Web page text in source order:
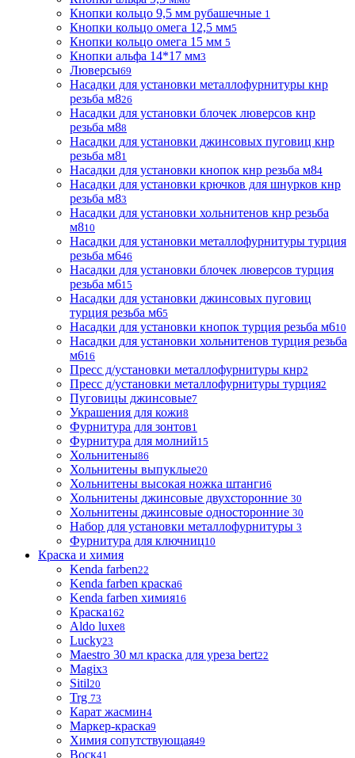
Кнопки кольцо 9,5 мм рубашечные 1
Кнопки кольцо омега 12,5 мм5
Кнопки кольцо омега 15 мм 5
Кнопки альфа 14*17 мм3
Люверсы69
Насадки для установки металлофурнитуры кнр
резьба м826
Насадки для установки блочек люверсов кнр
резьба м88
Насадки для установки джинсовых пуговиц кнр
резьба м81
Насадки для установки кнопок кнр резьба м84
Насадки для установки крючков для шнурков кнр
резьба м83
Насадки для установки хольнитенов кнр резьба
м810
Насадки для установки металлофурнитуры турция
резьба м646
Насадки для установки блочек люверсов турция
резьба м615
Насадки для установки джинсовых пуговиц
турция резьба м65
Насадки для установки кнопок турция резьба м610
Насадки для установки хольнитенов турция резьба
м616
Пресс д/установки металлофурнитуры кнр2
Пресс д/установки металлофурнитуры турция2
Пуговицы джинсовые7
Украшения для кожи8
Фурнитура для зонтов1
Фурнитура для молний15
Хольнитены86
Хольнитены выпуклые20
Хольнитены высокая ножка штанги6
Хольнитены джинсовые двухсторонние 30
Хольнитены джинсовые односторонние 30
Набор для установки металлофурнитуры 3
Фурнитура для ключниц10
Краска и химия
Kenda farben22
Kenda farben краска6
Kenda farben химия16
Краска162
Aldo luxe8
Lucky23
Maestro 30 мл краска для уреза bert22
Magix3
Sitil20
Trg 73
Карат жасмин4
Маркер-краска9
Химия сопутствующая49
Воск41